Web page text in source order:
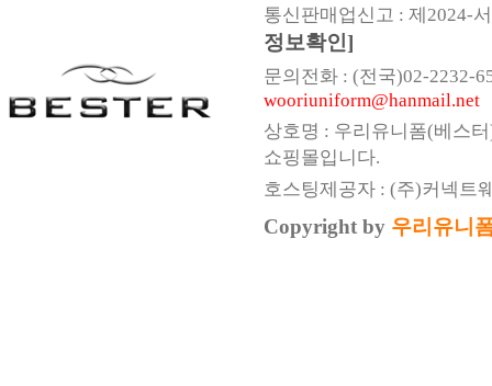
통신판매업신고 : 제2024-
정보확인]
문의전화 : (전국)02-2232-
wooriuniform@hanmail.net
상호명 : 우리유니폼(베스
쇼핑몰입니다.
호스팅제공자 : (주)커넥트
Copyright by 우리유니